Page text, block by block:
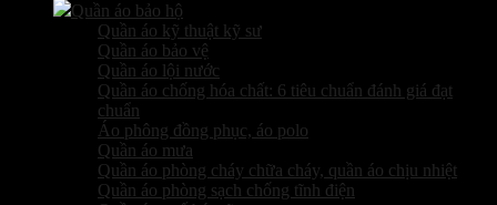
Quần áo bảo hộ
Quần áo kỹ thuật kỹ sư
Quần áo bảo vệ
Quần áo lội nước
Quần áo chống hóa chất: 6 tiêu chuẩn đánh giá đạt
chuẩn
Áo phông đồng phục, áo polo
Quần áo mưa
Quần áo phòng cháy chữa cháy, quần áo chịu nhiệt
Quần áo phòng sạch chống tĩnh điện